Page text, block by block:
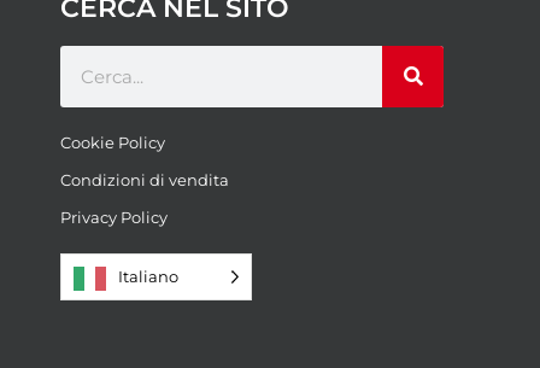
CERCA NEL SITO
Cookie Policy
Condizioni di vendita
Privacy Policy
Italiano